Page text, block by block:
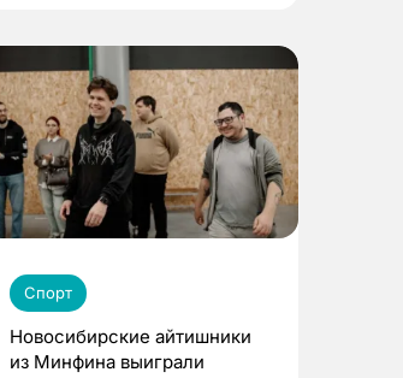
Спорт
Новосибирские айтишники
из Минфина выиграли